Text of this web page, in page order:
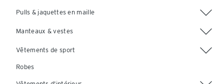
Pulls & jaquettes en maille
Manteaux & vestes
Vêtements de sport
Robes